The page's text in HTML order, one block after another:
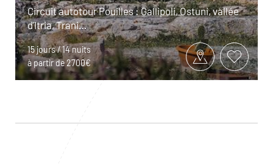
Circuit autotour Pouilles : Gallipoli, Ostuni, vallée
d’Itria, Trani…
15 jours / 14 nuits
à partir de 2700€